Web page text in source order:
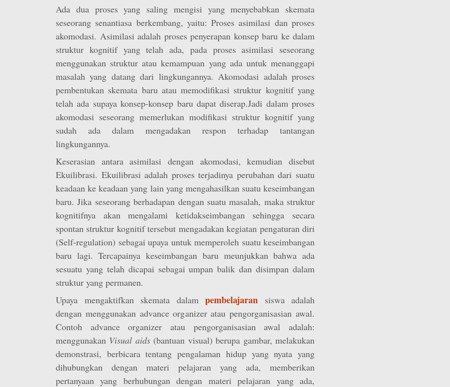
Ada dua proses yang saling mengisi yang menyebabkan skemata
seseorang senantiasa berkembang, yaitu: Proses asimilasi dan proses
akomodasi. Asimilasi adalah proses penyerapan konsep baru ke dalam
struktur kognitif yang telah ada, pada proses asimilasi seseorang
menggunakan struktur atau kemampuan yang ada untuk menanggapi
masalah yang datang dari lingkungannya. Akomodasi adalah proses
pembentukan skemata baru atau memodifikasi struktur kognitif yang
telah ada supaya konsep-konsep baru dapat diserap.Jadi dalam proses
akomodasi seseorang memerlukan modifikasi struktur kognitif yang
sudah ada dalam mengadakan respon terhadap tantangan
lingkungannya.
Keserasian antara asimilasi dengan akomodasi, kemudian disebut
Ekuilibrasi. Ekuilibrasi adalah proses terjadinya perubahan dari suatu
keadaan ke keadaan yang lain yang mengahasilkan suatu keseimbangan
baru. Jika seseorang berhadapan dengan suatu masalah, maka struktur
kognitifnya akan mengalami ketidakseimbangan sehingga secara
spontan struktur kognitif tersebut mengadakan kegiatan pengaturan diri
(Self-regulation) sebagai upaya untuk memperoleh suatu keseimbangan
baru lagi. Tercapainya keseimbangan baru meunjukkan bahwa ada
sesuatu yang telah dicapai sebagai umpan balik dan disimpan dalam
struktur yang permanen.
Upaya mengaktifkan skemata dalam pembelajaran siswa adalah
dengan menggunakan advance organizer atau pengorganisasian awal.
Contoh advance organizer atau pengorganisasian awal adalah:
menggunakan Visual aids(bantuan visual) berupa gambar, melakukan
demonstrasi, berbicara tentang pengalaman hidup yang nyata yang
dihubungkan dengan materi pelajaran yang ada, memberikan
pertanyaan yang berhubungan dengan materi pelajaran yang ada,